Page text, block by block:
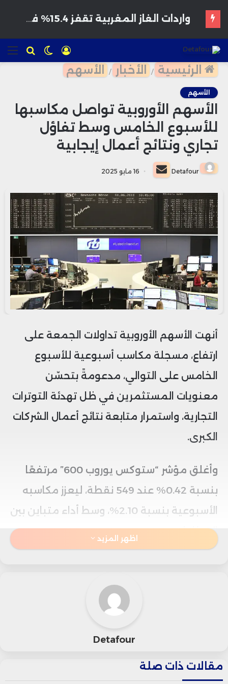
للبحث الوضع
المظلم
تسجيل
الدخول
الرئيسية / الأخبار / الأسهم
الأسهم
الأسهم الأوروبية تواصل مكاسبها
للأسبوع الخامس وسط تفاؤل
تجاري ونتائج أعمال إيجابية
Detafour
أرسل
بريدا
إلكترونيا
16 مايو 2025
أنهت الأسهم الأوروبية تداولات الجمعة على
ارتفاع، مسجلة مكاسب أسبوعية للأسبوع
الخامس على التوالي، مدعومةً بتحسّن
معنويات المستثمرين في ظل تهدئة التوترات
التجارية، واستمرار متابعة نتائج أعمال الشركات
الكبرى.
وأغلق مؤشر “ستوكس يوروب 600” مرتفعًا
بنسبة 0.42% عند 549 نقطة، ليعزز مكاسبه
الأسبوعية بنسبة 2.10%، وسط أداء متباين بين
القطاعات.
أسهم شركات التعدين في صدارة الخاسرين
وسجلت المؤشرات الرئيسية في أوروبا ارتفاعًا
جماعيًا؛ إذ صعد مؤشر “فوتسي 100”
اظهر المزيد
Detafour
مقالات ذات صلة